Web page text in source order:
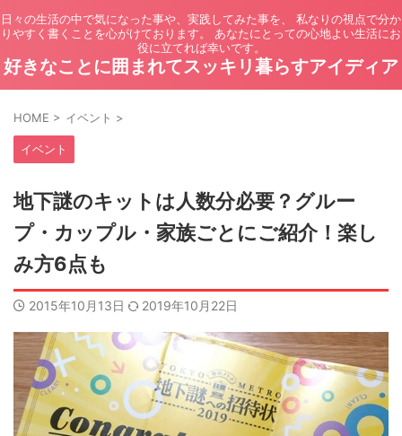
日々の生活の中で気になった事や、実践してみた事を、 私なりの視点で分か
りやすく書くことを心がけております。 あなたにとっての心地よい生活にお
役に立てれば幸いです。
好きなことに囲まれてスッキリ暮らすアイディア
HOME > イベント >
イベント
地下謎のキットは人数分必要？グルー
プ・カップル・家族ごとにご紹介！楽し
み方6点も
2015年10月13日 2019年10月22日